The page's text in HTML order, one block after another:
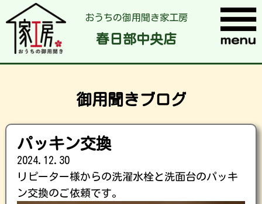
おうちの御用聞き家工房
春日部中央店
御用聞きブログ
パッキン交換
2024.12.30
リピーター様からの洗濯水栓と洗面台のパッキ
ン交換のご依頼です。